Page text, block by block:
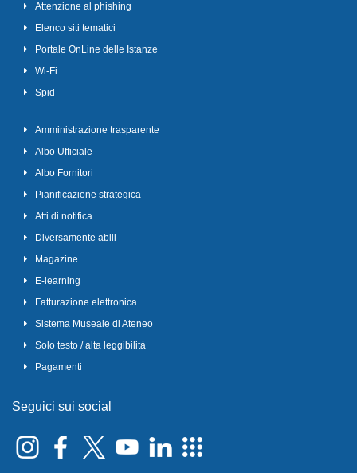
Attenzione al phishing
Elenco siti tematici
Portale OnLine delle Istanze
Wi-Fi
Spid
Amministrazione trasparente
Albo Ufficiale
Albo Fornitori
Pianificazione strategica
Atti di notifica
Diversamente abili
Magazine
E-learning
Fatturazione elettronica
Sistema Museale di Ateneo
Solo testo / alta leggibilità
Pagamenti
Seguici sui social